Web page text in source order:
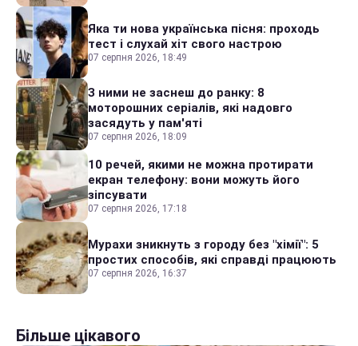
Яка ти нова українська пісня: проходь
тест і слухай хіт свого настрою
07 серпня 2026, 18:49
З ними не заснеш до ранку: 8
моторошних серіалів, які надовго
засядуть у пам'яті
07 серпня 2026, 18:09
10 речей, якими не можна протирати
екран телефону: вони можуть його
зіпсувати
07 серпня 2026, 17:18
Мурахи зникнуть з городу без "хімії": 5
простих способів, які справді працюють
07 серпня 2026, 16:37
Більше цікавого